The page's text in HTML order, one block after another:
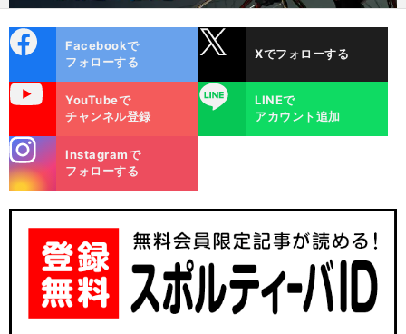
ok
Facebookで
フォローする
Xでフォローする
YouTubeで
チャンネル登録
LINE
LINEで
アカウント追加
m
Instagramで
フォローする